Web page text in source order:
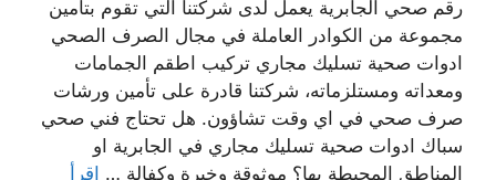
رقم صحي الجابرية يعمل لدى شركتنا التي تقوم بتأمين
مجموعة من الكوادر العاملة في مجال الصرف الصحي
ادوات صحية تسليك مجاري تركيب اطقم الجمامات
ومعداته ومستلزماته، شركتنا قادرة على تأمين ورشات
صرف صحي في اي وقت تشاؤون. هل تحتاج فني صحي
سباك ادوات صحية تسليك مجاري في الجابرية او
المناطق المحيطة بها؟ موثوقة وخبرة وكفالة … اقرأ